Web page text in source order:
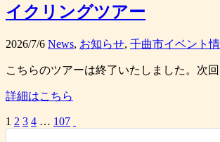
イクリングツアー
2026/7/6 News, お知らせ, 千曲市イベント
こちらのツアーは終了いたしました。次回
詳細はこちら
1 2 3 4 … 107